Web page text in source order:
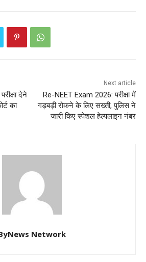
देने
का
Next article
Re-NEET Exam 2026: परीक्षा में
गड़बड़ी रोकने के लिए सख्ती, पुलिस ने
जारी किए स्पेशल हेल्पलाइन नंबर
Network